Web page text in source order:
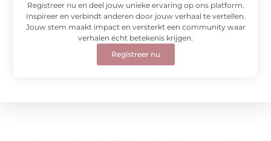
Registreer nu en deel jouw unieke ervaring op ons platform.
Inspireer en verbindt anderen door jouw verhaal te vertellen.
Jouw stem maakt impact en versterkt een community waar
verhalen écht betekenis krijgen.
Registreer nu